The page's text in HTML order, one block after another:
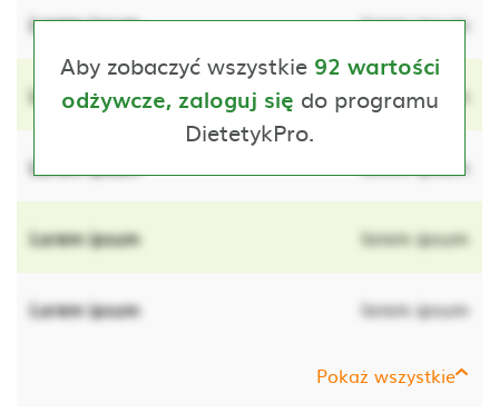
Lorem ipsum lorem ipsum
Lorem ipsum lorem ipsum
Lorem ipsum lorem ipsum
Lorem ipsum lorem ipsum
Lorem ipsum lorem ipsum
Pokaż wszystkie
Aby zobaczyć wszystkie 92 wartości
odżywcze, zaloguj się do programu
DietetykPro.